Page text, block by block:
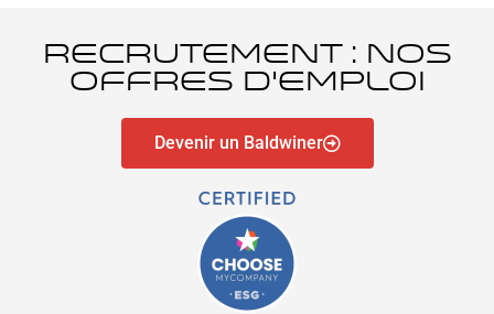
Recrutement : nos
offres d'emploi
Devenir un Baldwiner